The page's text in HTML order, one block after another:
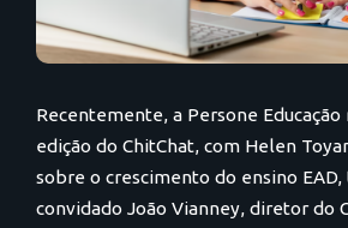
Recentemente, a Persone
edição do ChitChat, com Helen
sobre o crescimento do ensino
convidado João Vianney, diretor do